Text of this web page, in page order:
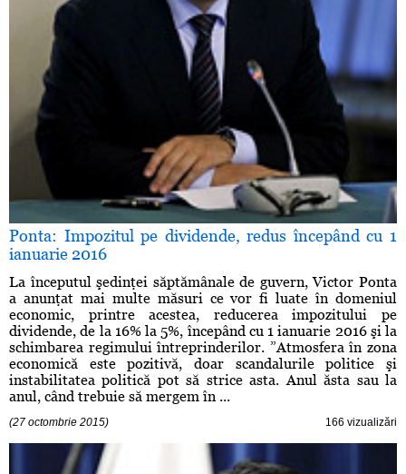
Ponta: Impozitul pe dividende, redus începând cu 1
ianuarie 2016
La începutul şedinţei săptămânale de guvern, Victor Ponta
a anunţat mai multe măsuri ce vor fi luate în domeniul
economic, printre acestea, reducerea impozitului pe
dividende, de la 16% la 5%, începând cu 1 ianuarie 2016 şi la
schimbarea regimului întreprinderilor. ”Atmosfera în zona
economică este pozitivă, doar scandalurile politice şi
instabilitatea politică pot să strice asta. Anul ăsta sau la
anul, când trebuie să mergem în ...
(27 octombrie 2015) 166 vizualizări